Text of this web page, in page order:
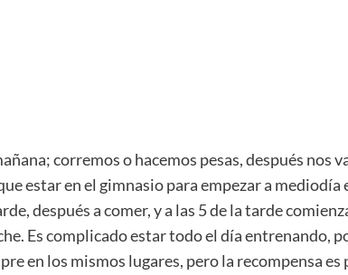
corremos o hacemos pesas, después nos
estar en el gimnasio para empezar a mediodía
después a comer, y a las 5 de la tarde
Es complicado estar todo el día entrenando,
en los mismos lugares, pero la recompensa es